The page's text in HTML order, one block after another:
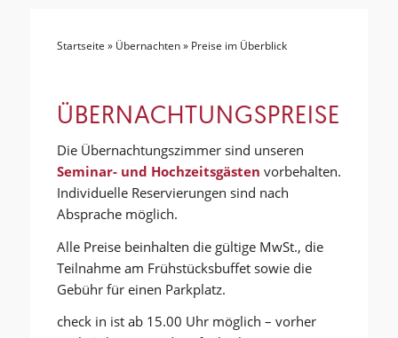
Startseite » Übernachten» Preise im Überblick
ÜBERNACHTUNGSPREISE
Die Übernachtungszimmer sind unseren
Seminar- und Hochzeitsgästen vorbehalten.
Individuelle Reservierungen sind nach
Absprache möglich.
Alle Preise beinhalten die gültige MwSt., die
Teilnahme am Frühstücksbuffet sowie die
Gebühr für einen Parkplatz.
check in ist ab 15.00 Uhr möglich – vorher